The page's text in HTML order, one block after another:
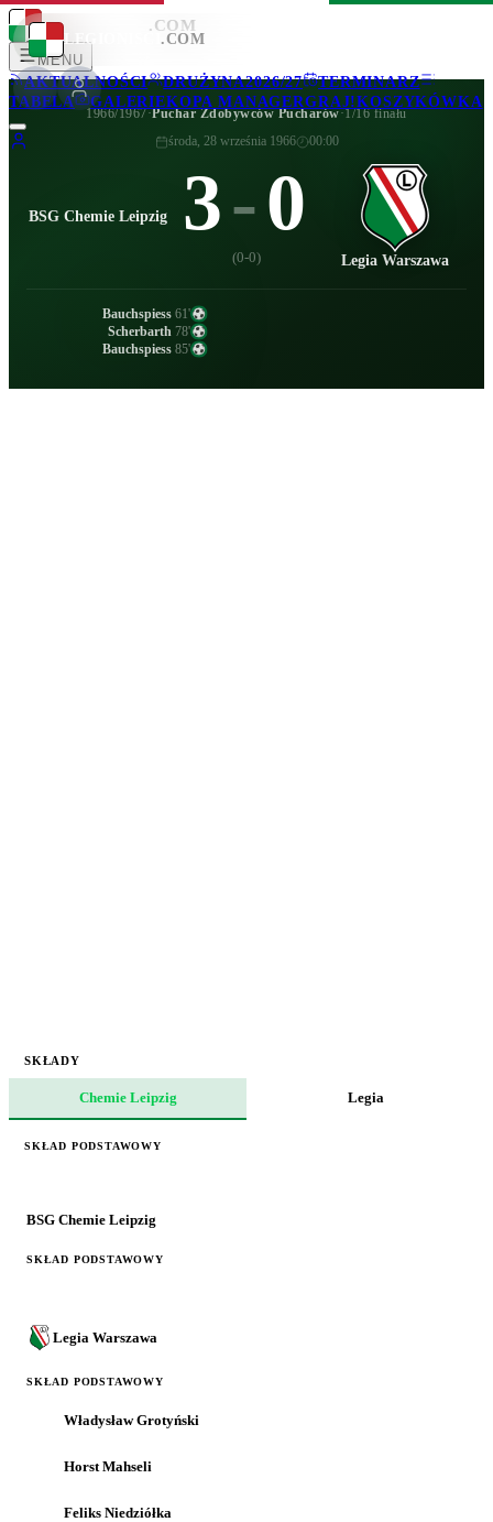
LEGIONISCI .COM
MENU
AKTUALNOŚCI
DRUŻYNA2026/27
TERMINARZ
TABELA
GALERIEKOPA MANAGERGRAJ!KOSZYKÓWKA
LEGIONISCI .COM
1966/1967·Puchar Zdobywców Pucharów·1/16 finału
środa, 28 września 1966
00:00
BSG Chemie Leipzig 3-0
(0-0) Legia Warszawa
Bauchspiess 61'
Scherbarth 78'
Bauchspiess 85'
SKŁADY
Chemie Leipzig Legia
SKŁAD PODSTAWOWY
BSG Chemie Leipzig
SKŁAD PODSTAWOWY
Legia Warszawa
SKŁAD PODSTAWOWY
Władysław Grotyński
Horst Mahseli
Feliks Niedziółka